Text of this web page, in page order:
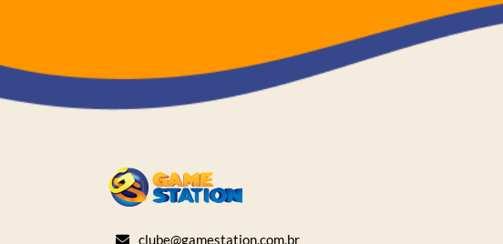
clube@gamestation.com.br